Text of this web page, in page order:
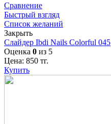
Сравнение
Быстрый взгляд
Список желаний
Закрыть
Слайдер Ibdi Nails Colorful 045
Оценка 0 из 5
Цена: 850 тг.
Купить